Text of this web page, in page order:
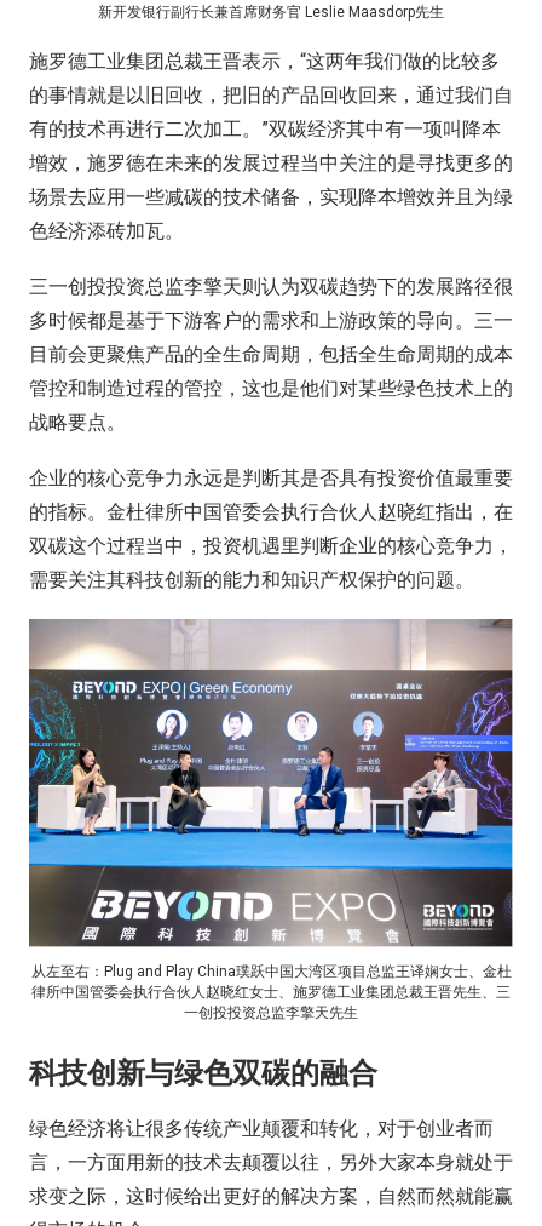
新开发银行副行长兼首席财务官 Leslie Maasdorp先生
施罗德工业集团总裁王晋表示，“这两年我们做的比较多
的事情就是以旧回收，把旧的产品回收回来，通过我们自
有的技术再进行二次加工。”双碳经济其中有一项叫降本
增效，施罗德在未来的发展过程当中关注的是寻找更多的
场景去应用一些减碳的技术储备，实现降本增效并且为绿
色经济添砖加瓦。
三一创投投资总监李擎天则认为双碳趋势下的发展路径很
多时候都是基于下游客户的需求和上游政策的导向。三一
目前会更聚焦产品的全生命周期，包括全生命周期的成本
管控和制造过程的管控，这也是他们对某些绿色技术上的
战略要点。
企业的核心竞争力永远是判断其是否具有投资价值最重要
的指标。金杜律所中国管委会执行合伙人赵晓红指出，在
双碳这个过程当中，投资机遇里判断企业的核心竞争力，
需要关注其科技创新的能力和知识产权保护的问题。
从左至右：Plug and Play China璞跃中国大湾区项目总监王译娴女士、金杜
律所中国管委会执行合伙人赵晓红女士、施罗德工业集团总裁王晋先生、三
一创投投资总监李擎天先生
科技创新与绿色双碳的融合
绿色经济将让很多传统产业颠覆和转化，对于创业者而
言，一方面用新的技术去颠覆以往，另外大家本身就处于
求变之际，这时候给出更好的解决方案，自然而然就能赢